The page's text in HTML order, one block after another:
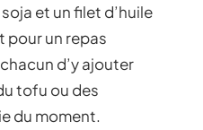
et un filet d’huile
pour un repas
d’y ajouter
tofu ou des
du moment.